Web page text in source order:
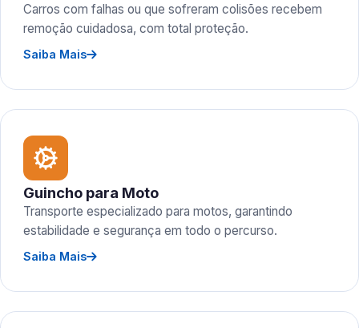
Carros com falhas ou que sofreram colisões recebem
remoção cuidadosa, com total proteção.
Saiba Mais
Guincho para Moto
Transporte especializado para motos, garantindo
estabilidade e segurança em todo o percurso.
Saiba Mais